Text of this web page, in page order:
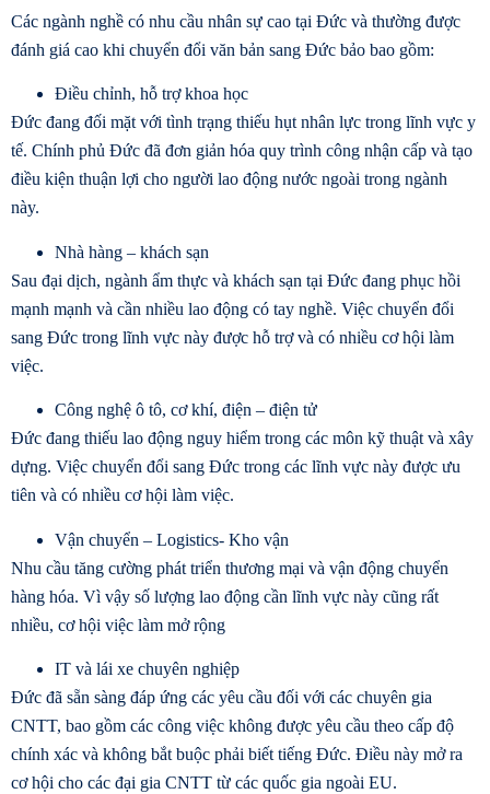
Các ngành nghề có nhu cầu nhân sự cao tại Đức và thường được
đánh giá cao khi chuyển đổi văn bản sang Đức bảo bao gồm:
Điều chỉnh, hỗ trợ khoa học
Đức đang đối mặt với tình trạng thiếu hụt nhân lực trong lĩnh vực y
tế. Chính phủ Đức đã đơn giản hóa quy trình công nhận cấp và tạo
điều kiện thuận lợi cho người lao động nước ngoài trong ngành
này. ​
Nhà hàng – khách sạn
Sau đại dịch, ngành ẩm thực và khách sạn tại Đức đang phục hồi
mạnh mạnh và cần nhiều lao động có tay nghề. Việc chuyển đổi
sang Đức trong lĩnh vực này được hỗ trợ và có nhiều cơ hội làm
việc. ​
Công nghệ ô tô, cơ khí, điện – điện tử
Đức đang thiếu lao động nguy hiểm trong các môn kỹ thuật và xây
dựng. Việc chuyển đổi sang Đức trong các lĩnh vực này được ưu
tiên và có nhiều cơ hội làm việc.
Vận chuyển – Logistics- Kho vận
Nhu cầu tăng cường phát triển thương mại và vận động chuyển
hàng hóa. Vì vậy số lượng lao động cần lĩnh vực này cũng rất
nhiều, cơ hội việc làm mở rộng
IT và lái xe chuyên nghiệp
Đức đã sẵn sàng đáp ứng các yêu cầu đối với các chuyên gia
CNTT, bao gồm các công việc không được yêu cầu theo cấp độ
chính xác và không bắt buộc phải biết tiếng Đức. Điều này mở ra
cơ hội cho các đại gia CNTT từ các quốc gia ngoài EU.